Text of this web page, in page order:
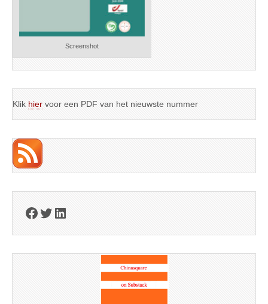
Screenshot
Klik hier voor een PDF van het nieuwste nummer
Facebook
Twitter
LinkedIn